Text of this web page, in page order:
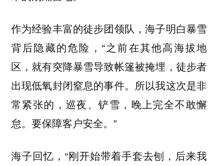
作为经验丰富的徒步团领队，海子明白暴雪
背后隐藏的危险，“之前在其他高海拔地
区，就有突降暴雪导致帐篷被掩埋，徒步者
出现低氧封闭窒息的事件。所以我这次是非
常紧张的，巡夜、铲雪，晚上完全不敢懈
怠。要保障客户安全。”
海子回忆，“刚开始带着手套去刨，后来我